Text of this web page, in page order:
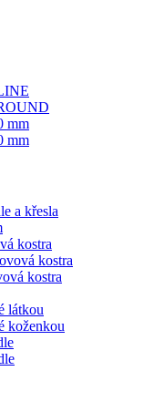
mm
mm
a křesla
kostra
kostra
kostra
látkou
koženkou